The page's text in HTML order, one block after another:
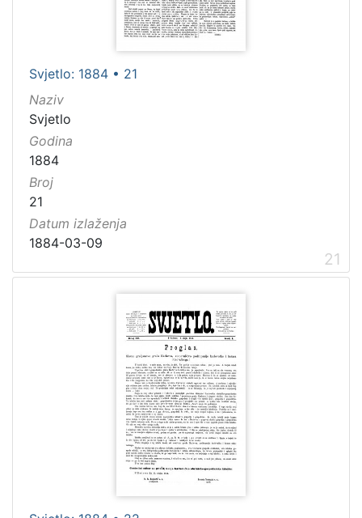
Svjetlo: 1884 • 21
Naziv
Svjetlo
Godina
1884
Broj
21
Datum izlaženja
1884-03-09
21